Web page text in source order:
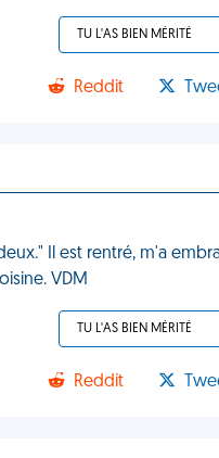
TU L'AS BIEN MÉRITÉ
Reddit
Il est rentré, m'a
VDM
TU L'AS BIEN MÉRITÉ
Reddit